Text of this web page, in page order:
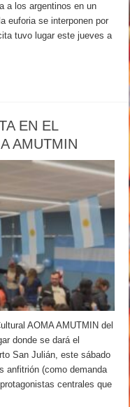
a los argentinos en un
euforia se interponen por
tuvo lugar este jueves a
EN EL
AMUTMIN
AOMA AMUTMIN del
donde se dará el
San Julián, este sábado
anfitrión (como demanda
centrales que